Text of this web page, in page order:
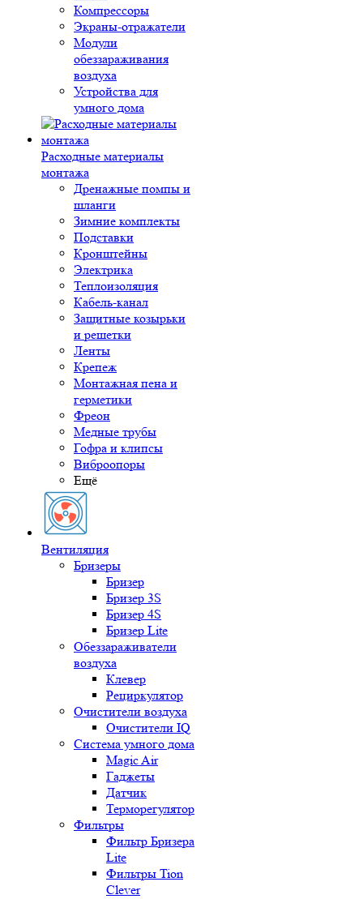
Компрессоры
Экраны-отражатели
Модули
обеззараживания
воздуха
Устройства для
умного дома
Расходные материалы
монтажа
Дренажные помпы и
шланги
Зимние комплекты
Подставки
Кронштейны
Электрика
Теплоизоляция
Кабель-канал
Защитные козырьки
и решетки
Ленты
Крепеж
Монтажная пена и
герметики
Фреон
Медные трубы
Гофра и клипсы
Виброопоры
Ещё
Вентиляция
Бризеры
Бризер
Бризер 3S
Бризер 4S
Бризер Lite
Обеззараживатели
воздуха
Клевер
Рециркулятор
Очистители воздуха
Очистители IQ
Система умного дома
Magic Air
Гаджеты
Датчик
Терморегулятор
Фильтры
Фильтр Бризера
Lite
Фильтры Tion
Clever